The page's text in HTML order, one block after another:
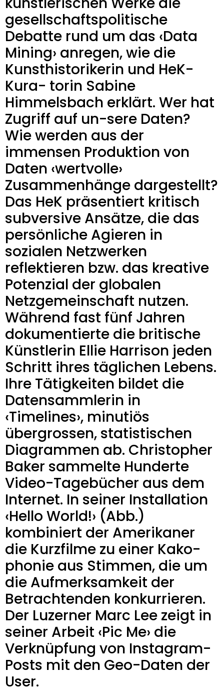
gesellschaftspolitische
Debatte rund um das ‹Data
Mining› anregen, wie die
Kunsthistorikerin und HeK-
Kura- torin Sabine
Himmelsbach erklärt. Wer hat
Zugriff auf un-sere Daten?
Wie werden aus der
immensen Produktion von
Daten ‹wertvolle›
Zusammenhänge dargestellt?
Das HeK präsentiert kritisch
subversive Ansätze, die das
persönliche Agieren in
sozialen Netzwerken
reflektieren bzw. das kreative
Potenzial der globalen
Netzgemeinschaft nutzen.
Während fast fünf Jahren
dokumentierte die britische
Künstlerin Ellie Harrison jeden
Schritt ihres täglichen Lebens.
Ihre Tätigkeiten bildet die
Datensammlerin in
‹Timelines›, minutiös
übergrossen, statistischen
Diagrammen ab. Christopher
Baker sammelte Hunderte
Video-Tagebücher aus dem
Internet. In seiner Installation
‹Hello World!› (Abb.)
kombiniert der Amerikaner
die Kurzfilme zu einer Kako-
phonie aus Stimmen, die um
die Aufmerksamkeit der
Betrachtenden konkurrieren.
Der Luzerner Marc Lee zeigt in
seiner Arbeit ‹Pic Me› die
Verknüpfung von Instagram-
Posts mit den Geo-Daten der
User.